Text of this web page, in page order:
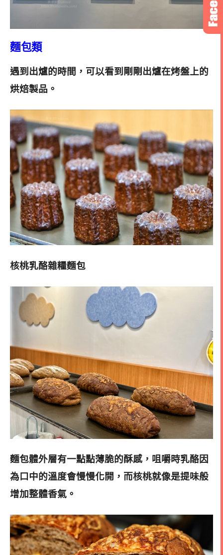
麵包類
遇到出爐的時間，可以看到剛剛出爐在烤盤上的
烘焙製品 。
核桃乳酪雜糧麵包
麵包體外層有一點點薄脆的酥感，咀嚼時乳酪因
為口中的溫度會慢慢化開，而核桃就像是提味般
增加整體香氣。